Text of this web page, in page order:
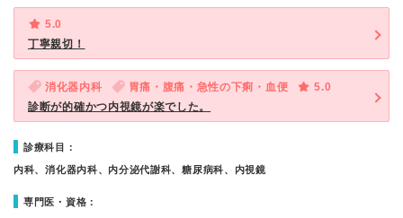
5.0
丁寧親切！
消化器内科 胃痛・腹痛・急性の下痢・血便
5.0
診断が的確かつ内視鏡が楽でした。
診療科目：
内科、消化器内科、内分泌代謝科、糖尿病科、内視鏡
専門医・資格：